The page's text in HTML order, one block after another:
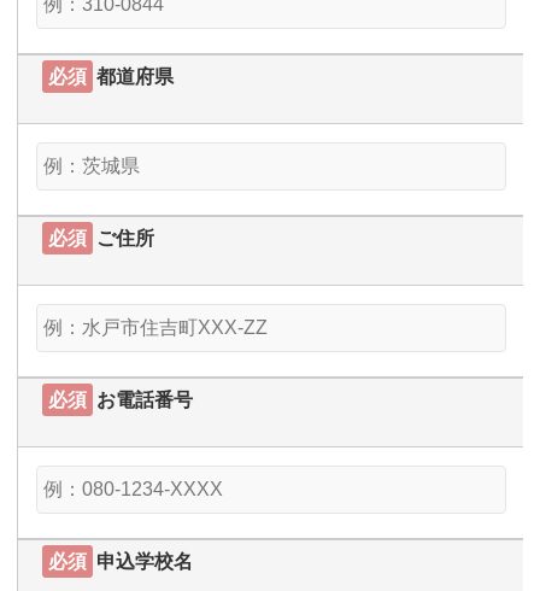
必須 都道府県
必須 ご住所
必須 お電話番号
必須 申込学校名